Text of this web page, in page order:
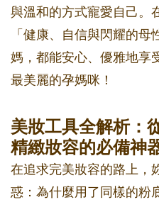
與溫和的方式寵愛自己。
「健康、自信與閃耀的
媽，都能安心、優雅地享
最美麗的孕媽咪！
美妝工具全解析：
精緻妝容的必備神
在追求完美妝容的路上，
惑：為什麼用了同樣的粉